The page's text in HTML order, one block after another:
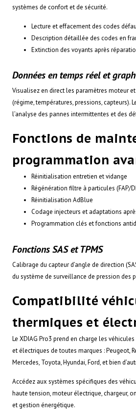
systèmes de confort et de sécurité.
Lecture et effacement des codes
Description détaillée des codes en
Extinction des voyants après
Données en temps réel et
Visualisez en direct les paramètres moteur
(régime, températures, pressions, capteurs).
l’analyse des pannes intermittentes et des
Fonctions de
programmation
Réinitialisation entretien et vidange
Régénération filtre à particules (FAP/
Réinitialisation AdBlue
Codage injecteurs et adaptations
Programmation clés et fonctions
Fonctions SAS et TPMS
Calibrage du capteur d’angle de direction
du système de surveillance de pression des
Compatibilité
thermiques et
Le XDIAG Pro3 prend en charge les
et électriques de toutes marques : Peugeot,
Mercedes, Toyota, Hyundai, Ford, et bien
Accédez aux systèmes spécifiques des
haute tension, moteur électrique, chargeur,
et gestion énergétique.